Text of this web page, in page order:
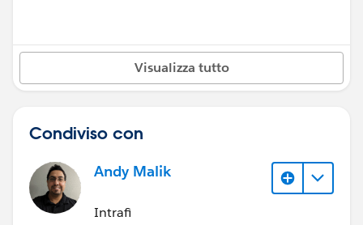
Visualizza tutto
Condiviso con
Andy Malik
Intrafi